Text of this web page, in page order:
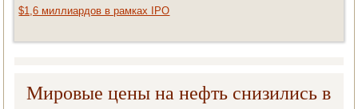
$1,6 миллиардов в рамках IPO
Мировые цены на нефть снизились в